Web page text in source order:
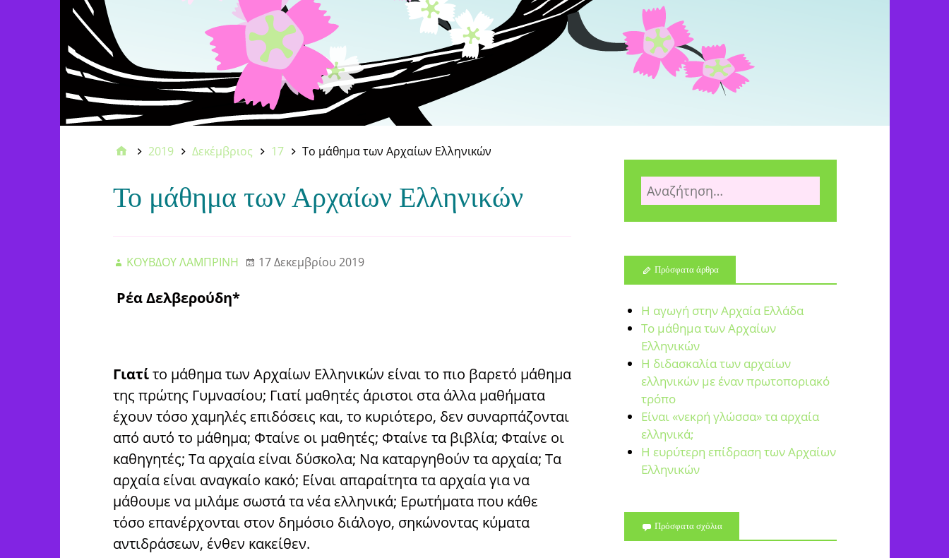
2019 Δεκέμβριος 17 Το μάθημα των Αρχαίων Ελληνικών
Το μάθημα των Αρχαίων Ελληνικών
ΚΟΥΒΔΟΥ ΛΑΜΠΡΙΝΗ 17 Δεκεμβρίου 2019
Ρέα Δελβερούδη*
Γιατίτο μάθημα των Αρχαίων Ελληνικών είναι το πιο βαρετό μάθημα
της πρώτης Γυμνασίου; Γιατί μαθητές άριστοι στα άλλα μαθήματα
έχουν τόσο χαμηλές επιδόσεις και, το κυριότερο, δεν συναρπάζονται
από αυτό το μάθημα; Φταίνε οι μαθητές; Φταίνε τα βιβλία; Φταίνε οι
καθηγητές; Τα αρχαία είναι δύσκολα; Να καταργηθούν τα αρχαία; Τα
αρχαία είναι αναγκαίο κακό; Είναι απαραίτητα τα αρχαία για να
μάθουμε να μιλάμε σωστά τα νέα ελληνικά; Ερωτήματα που κάθε
τόσο επανέρχονται στον δημόσιο διάλογο, σηκώνοντας κύματα
αντιδράσεων, ένθεν κακείθεν.
Πρόσφατα άρθρα
Η αγωγή στην Αρχαία Ελλάδα
Το μάθημα των Αρχαίων
Ελληνικών
Η διδασκαλία των αρχαίων
ελληνικών με έναν πρωτοποριακό
τρόπο
Είναι «νεκρή γλώσσα» τα αρχαία
ελληνικά;
Η ευρύτερη επίδραση των Αρχαίων
Ελληνικών
Πρόσφατα σχόλια